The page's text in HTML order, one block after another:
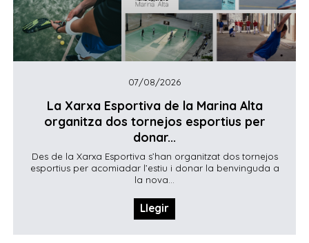
07/08/2026
La Xarxa Esportiva de la Marina Alta
organitza dos tornejos esportius per
donar...
Des de la Xarxa Esportiva s’han organitzat dos tornejos
esportius per acomiadar l’estiu i donar la benvinguda a
la nova...
Llegir